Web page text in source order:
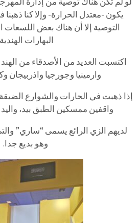
يكون -معتدل الحرارة- وإلا كنا
التوصية إلا أن هناك بعض اللسعات
البهارات
اكتسبت العديد من الأصدقاء من الهند
وارمينيا وجورجيا
إذا ذهبت في الحارات والشوارع
واقفين ممسكين الطبق بيد، واليد
لديهم الزي الرائع يسمى “ساري”
وهو بديع جدا.